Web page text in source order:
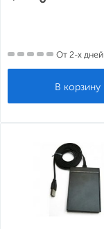
От 2-х дней